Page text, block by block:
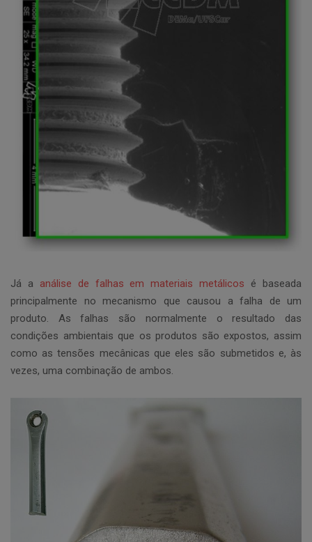
Já a análise de falhas em materiais metálicos é baseada
principalmente no mecanismo que causou a falha de um
produto. As falhas são normalmente o resultado das
condições ambientais que os produtos são expostos, assim
como as tensões mecânicas que eles são submetidos e, às
vezes, uma combinação de ambos.